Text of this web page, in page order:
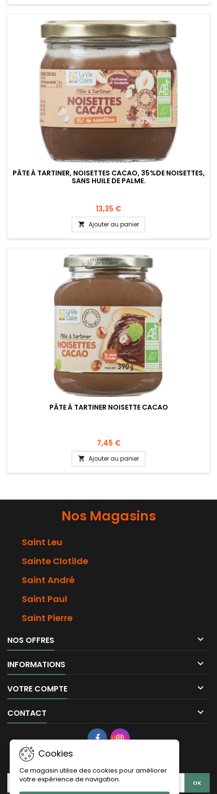
PÂTE À TARTINER, NOISETTES CACAO, 35%DE NOISETTES,
SANS HUILE DE PALME.
13,35 €
 Ajouter au panier
PÂTE À TARTINER NOISETTE CACAO
7,45 €
 Ajouter au panier
Nos Magasins
Saint Leu
Sainte Clotilde
Saint André
Saint Paul
Saint Pierre
NOS OFFRES 
INFORMATIONS 
VOTRE COMPTE 
CONTACT 
Cookies
Ce magasin utilise des cookies pour améliorer
votre expérience de navigation.